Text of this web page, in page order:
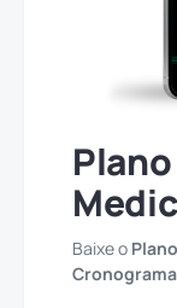
Baixe o
Cronograma